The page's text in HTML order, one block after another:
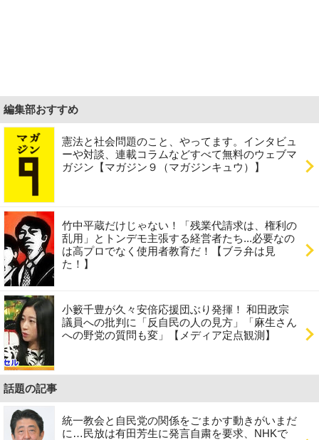
編集部おすすめ
憲法と社会問題のこと、やってます。インタビュ
ーや対談、連載コラムなどすべて無料のウェブマ
ガジン【マガジン９（マガジンキュウ）】
竹中平蔵だけじゃない！「残業代請求は、権利の
乱用」とトンデモ主張する経営者たち...必要なの
は高プロでなく使用者教育だ！【ブラ弁は見
た！】
小籔千豊が久々安倍応援団ぶり発揮！ 和田政宗
議員への批判に「反自民の人の見方」「麻生さん
への野党の質問も変」【メディア定点観測】
話題の記事
統一教会と自民党の関係をごまかす動きがいまだ
に…民放は有田芳生に発言自粛を要求、NHKで